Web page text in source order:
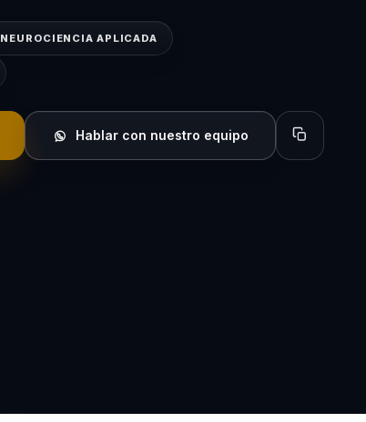
NEUROCIENCIA APLICADA
Hablar con nuestro equipo Copiar